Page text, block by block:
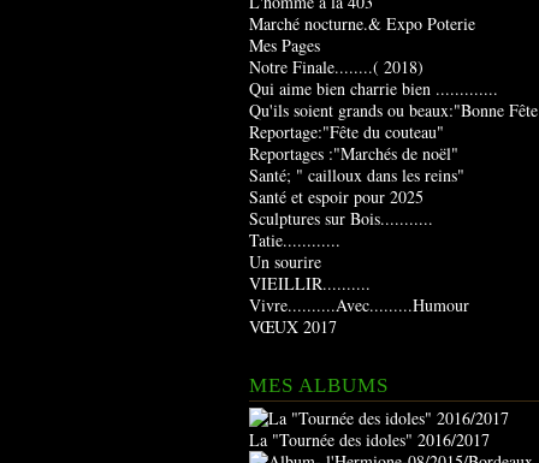
Marché nocturne.& Expo Poterie
Mes Pages
Notre Finale........( 2018)
Qui aime bien charrie bien .............
Qu'ils soient grands ou beaux:"Bonne
Reportage:"Fête du couteau"
Reportages :"Marchés de noël"
Santé; " cailloux dans les reins"
Santé et espoir pour 2025
Sculptures sur Bois...........
Tatie............
Un sourire
VIEILLIR..........
Vivre..........Avec.........Humour
VŒUX 2017
MES ALBUMS
La "Tournée des idoles" 2016/2017